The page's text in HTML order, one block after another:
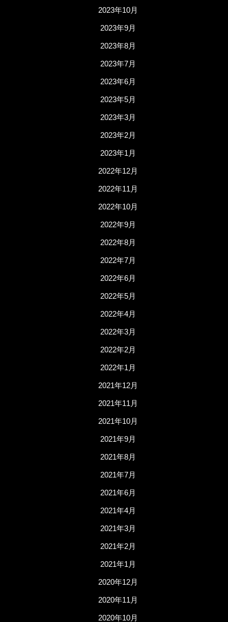
2023年10月
2023年9月
2023年8月
2023年7月
2023年6月
2023年5月
2023年3月
2023年2月
2023年1月
2022年12月
2022年11月
2022年10月
2022年9月
2022年8月
2022年7月
2022年6月
2022年5月
2022年4月
2022年3月
2022年2月
2022年1月
2021年12月
2021年11月
2021年10月
2021年9月
2021年8月
2021年7月
2021年6月
2021年4月
2021年3月
2021年2月
2021年1月
2020年12月
2020年11月
2020年10月